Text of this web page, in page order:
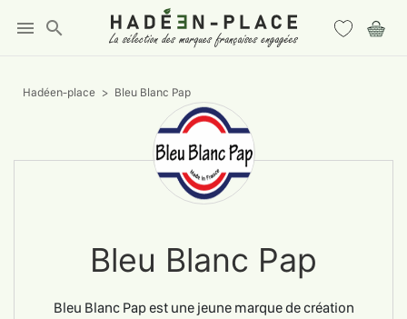
menu search
Hadéen-place Bleu Blanc Pap
Bleu Blanc Pap
Bleu Blanc Pap est une jeune marque de création